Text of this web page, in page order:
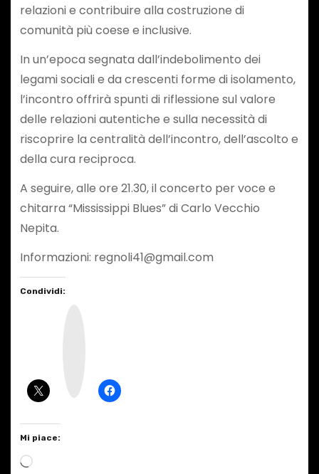
relazioni e contribuire alla costruzione di
comunità più coese e inclusive.
In un’epoca segnata dall’indebolimento dei
legami sociali e da crescenti forme di isolamento,
l’incontro offrirà spunti di riflessione sul valore
delle relazioni autentiche e sulla necessità di
riscoprire la centralità dell’incontro, dell’ascolto e
della cura reciproca.
A seguire, alle ore 21.30, il concerto per voce e
chitarra “Mississippi Blues” di Carlo Vecchio
Nepita.
Informazioni: regnoli41@gmail.com
Condividi:
Mi piace:
C